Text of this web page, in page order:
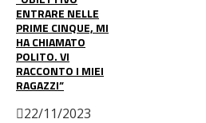
ENTRARE NELLE
PRIME CINQUE, MI
HA CHIAMATO
POLITO. VI
RACCONTO I MIEI
RAGAZZI”
22/11/2023